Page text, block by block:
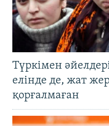
Түркімен
елінде де, жат
қорғалмаған